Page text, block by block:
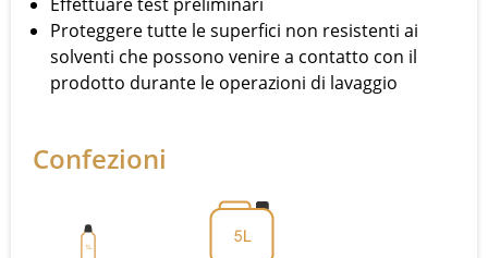
Proteggere tutte le superfici non resistenti ai
solventi che possono venire a contatto con il
prodotto durante le operazioni di lavaggio
Confezioni